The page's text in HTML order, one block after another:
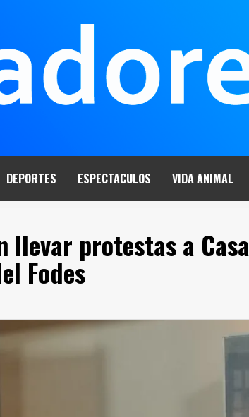
DEPORTES ESPECTACULOS VIDA ANIMAL
llevar protestas a Casa
Fodes